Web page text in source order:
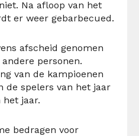
Na afloop van het
er weer gebarbecued.
afscheid genomen
personen.
van de kampioenen
de spelers van het jaar
het jaar.
bedragen voor